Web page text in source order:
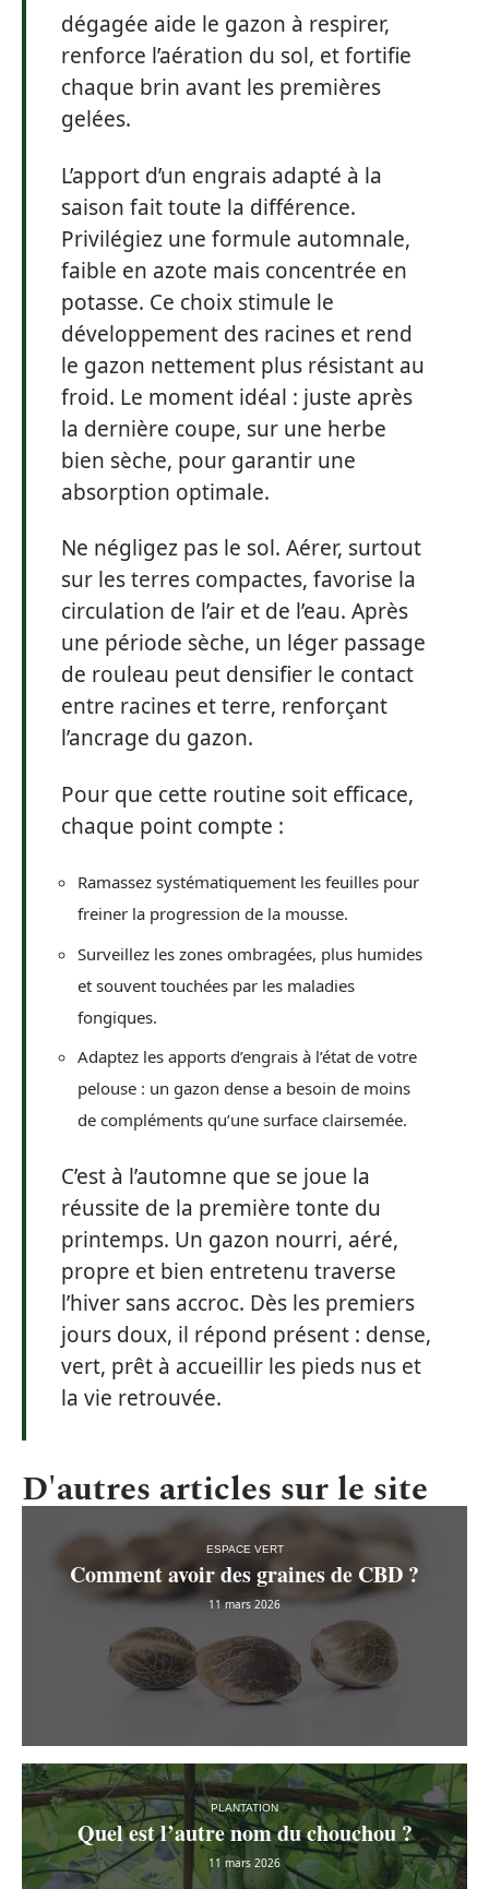
dégagée aide le gazon à respirer,
renforce l’aération du sol, et fortifie
chaque brin avant les premières
gelées.
L’apport d’un engrais adapté à la
saison fait toute la différence.
Privilégiez une formule automnale,
faible en azote mais concentrée en
potasse. Ce choix stimule le
développement des racines et rend
le gazon nettement plus résistant au
froid. Le moment idéal : juste après
la dernière coupe, sur une herbe
bien sèche, pour garantir une
absorption optimale.
Ne négligez pas le sol. Aérer, surtout
sur les terres compactes, favorise la
circulation de l’air et de l’eau. Après
une période sèche, un léger passage
de rouleau peut densifier le contact
entre racines et terre, renforçant
l’ancrage du gazon.
Pour que cette routine soit efficace,
chaque point compte :
Ramassez systématiquement les feuilles pour
freiner la progression de la mousse.
Surveillez les zones ombragées, plus humides
et souvent touchées par les maladies
fongiques.
Adaptez les apports d’engrais à l’état de votre
pelouse : un gazon dense a besoin de moins
de compléments qu’une surface clairsemée.
C’est à l’automne que se joue la
réussite de la première tonte du
printemps. Un gazon nourri, aéré,
propre et bien entretenu traverse
l’hiver sans accroc. Dès les premiers
jours doux, il répond présent : dense,
vert, prêt à accueillir les pieds nus et
la vie retrouvée.
D'autres articles sur le site
ESPACE VERT
Comment avoir des graines de CBD ?
11 mars 2026
PLANTATION
Quel est l’autre nom du chouchou ?
11 mars 2026